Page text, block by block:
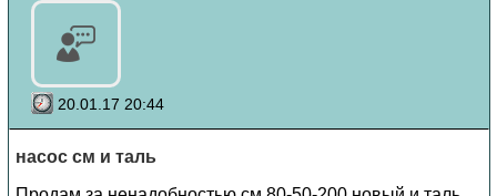
20.01.17 20:44
насос см и таль